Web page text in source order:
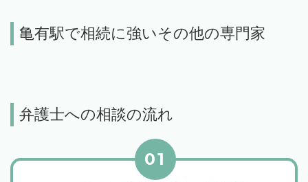
亀有駅で相続に強いその他の専門家
弁護士への相談の流れ
01